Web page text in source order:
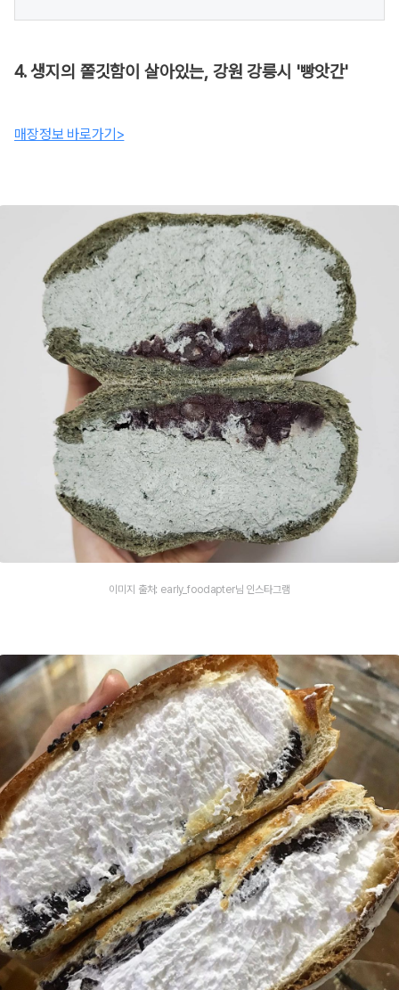
4. 생지의 쫄깃함이 살아있는, 강원 강릉시 '빵앗간'
매장정보 바로가기>
이미지 출처: early_foodapter님 인스타그램